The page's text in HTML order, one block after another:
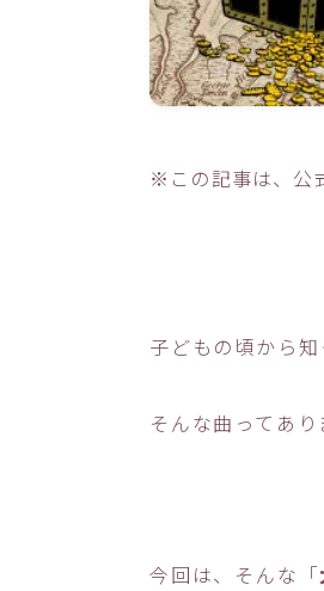
※この記事は、公
子どもの頃から
そんな曲ってあ
今回は、そんな「